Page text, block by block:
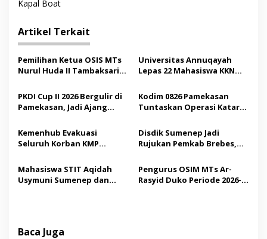
i
g
a
s
i
p
o
s
Kapal Boat
Artikel Terkait
Pemilihan Ketua OSIS MTs
Nurul Huda II Tambaksari
Demokrasi bagi Siswa
Universitas Annuqayah
Lepas 22 Mahasiswa KKN
Saudi
PKDI Cup II 2026 Bergulir di
Pamekasan, Jadi Ajang
Madura
Kodim 0826 Pamekasan
Tuntaskan Operasi Katarak
Tindakan Medis
Kemenhub Evakuasi
Seluruh Korban KMP
Operator Diaudit
Disdik Sumenep Jadi
Rujukan Pemkab Brebes,
Pendidikan Berbasis
Budaya
Mahasiswa STIT Aqidah
Usymuni Sumenep dan
Pengurus OSIM MTs Ar-
Rasyid Duko Periode 2026-
Baca Juga